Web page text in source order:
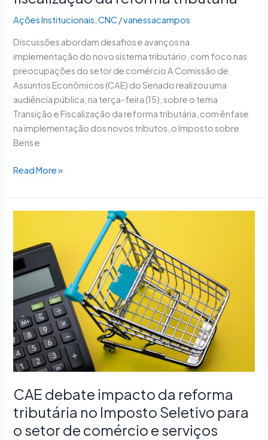
Ações Institucionais,CNC/vanessacampos
Discussões abordam desafios e avanços na
implementação do novo sistema tributário, com foco nas
preocupações do setor de comércio A Comissão de
Assuntos Econômicos (CAE) do Senado realizou uma
audiência pública, na terça-feira (15), sobre o tema
Transição e Fiscalização da reforma tributária, com ênfase
na implementação dos novos tributos, o Imposto sobre
Bens e
Read More »
CAE debate impacto da reforma
tributária no Imposto Seletivo para
o setor de comércio e serviços
impacto
da
reforma
tributária
no
Imposto
Seletivo
para
o
de
e
serviços